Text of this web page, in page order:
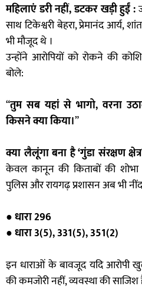
महिलाएं डरी नहीं, डटकर खड़ी हुईं:
साथ टिकेश्वरी बेहरा, प्रेमानंद आर्य,
भी मौजूद थे ।
उन्होंने आरोपियों को रोकने की
बोले:
“तुम सब यहां से भागो, वरना
किसने क्या किया।”
क्या लैलूंगा बना है ‘गुंडा संरक्षण
केवल कानून की किताबों की
पुलिस और रायगढ़ प्रशासन अब भी
●धारा 296
● धारा 3(5), 331(5), 351(2)
इन धाराओं के बावजूद यदि आरोपी
की कमजोरी नहीं, व्यवस्था की साजिश